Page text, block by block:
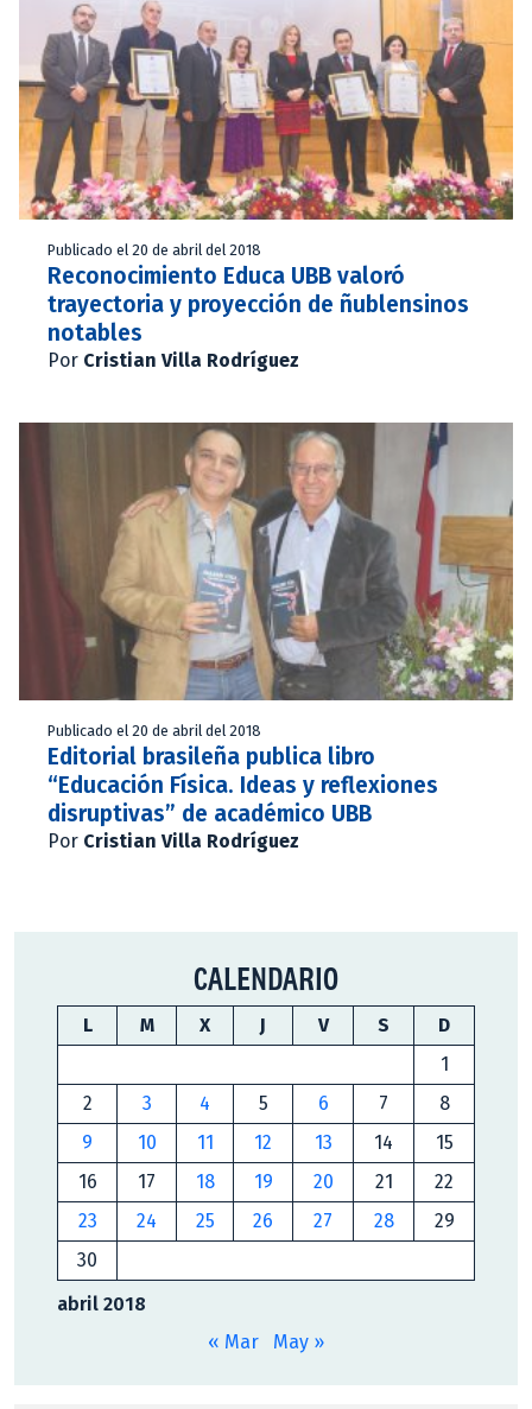
Publicado el 20 de abril del 2018
Reconocimiento Educa UBB valoró
trayectoria y proyección de ñublensinos
notables
Por Cristian Villa Rodríguez
Publicado el 20 de abril del 2018
Editorial brasileña publica libro
“Educación Física. Ideas y reflexiones
disruptivas” de académico UBB
Por Cristian Villa Rodríguez
CALENDARIO
abril 2018
L M X J V S
D
1
2
3 4 5 6 7
8
9
10 11 12 13 14
15
16
17 18 19 20 21
22
23
24 25 26 27 28
29
30
« Mar May »